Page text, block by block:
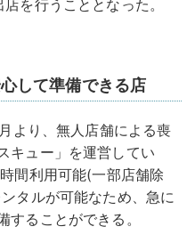
を行うこととなった。
して準備できる店
より、無人店舗による喪
キュー」を運営してい
間利用可能(一部店舗除
タルが可能なため、急に
することができる。